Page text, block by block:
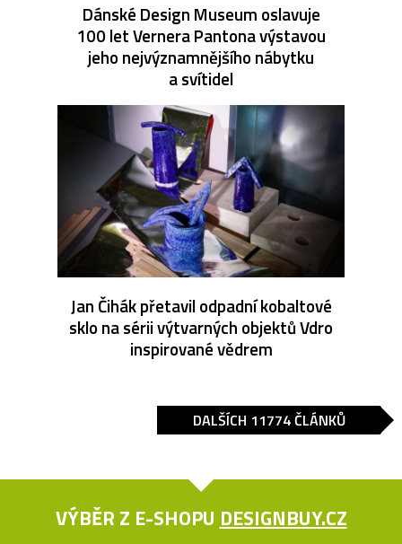
Dánské Design Museum oslavuje
100 let Vernera Pantona výstavou
jeho nejvýznamnějšího nábytku
a svítidel
Jan Čihák přetavil odpadní kobaltové
sklo na sérii výtvarných objektů Vdro
inspirované vědrem
DALŠÍCH 11774 ČLÁNKŮ
VÝBĚR Z E-SHOPU DESIGNBUY.CZ